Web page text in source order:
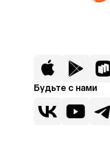
Будьте с нами